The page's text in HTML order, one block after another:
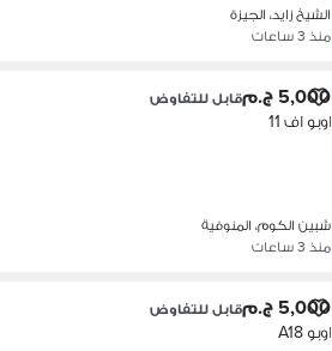
الشيخ زايد، الجيزة
منذ 3 ساعات
5,000 ج.م قابل للتفاوض
اوبو اف 11
شبين الكوم، المنوفية
منذ 3 ساعات
5,000 ج.م قابل للتفاوض
اوبو A18